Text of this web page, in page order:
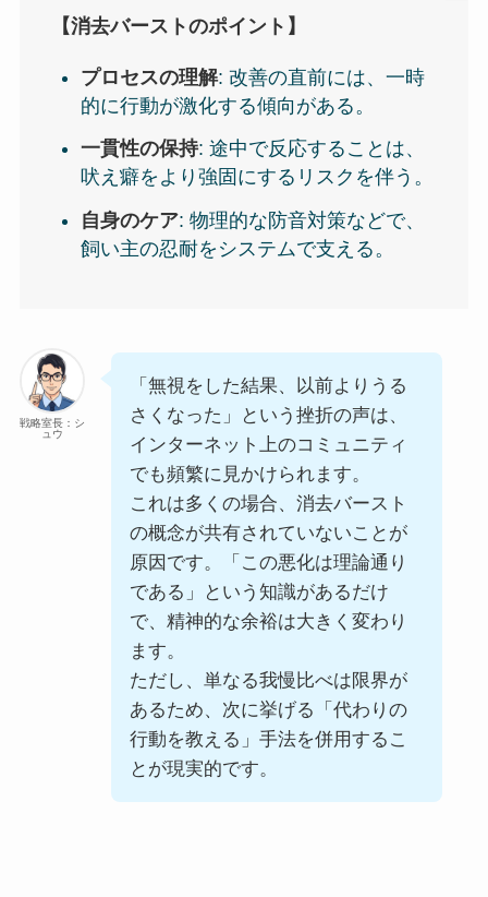
【消去バーストのポイント】
プロセスの理解: 改善の直前には、一時
的に行動が激化する傾向がある。
一貫性の保持: 途中で反応することは、
吠え癖をより強固にするリスクを伴う。
自身のケア: 物理的な防音対策などで、
飼い主の忍耐をシステムで支える。
戦略室長：シ
ュウ
「無視をした結果、以前よりうる
さくなった」という挫折の声は、
インターネット上のコミュニティ
でも頻繁に見かけられます。
これは多くの場合、消去バースト
の概念が共有されていないことが
原因です。「この悪化は理論通り
である」という知識があるだけ
で、精神的な余裕は大きく変わり
ます。
ただし、単なる我慢比べは限界が
あるため、次に挙げる「代わりの
行動を教える」手法を併用するこ
とが現実的です。